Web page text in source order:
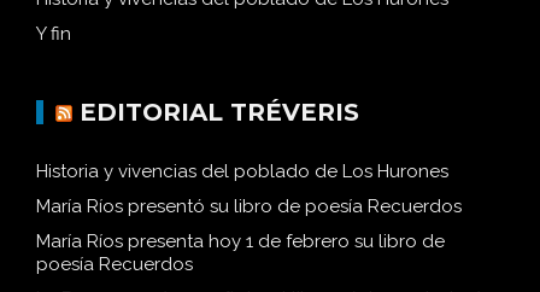
Y fin
EDITORIAL TRÉVERIS
Historia y vivencias del poblado de Los Hurones
María Ríos presentó su libro de poesía Recuerdos
María Ríos presenta hoy 1 de febrero su libro de
poesía Recuerdos